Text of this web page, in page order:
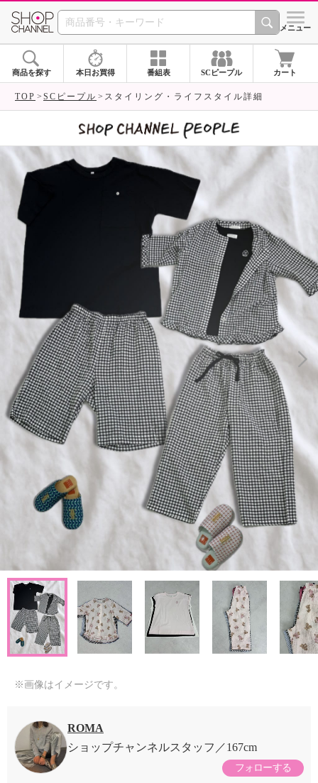
SHOP CHANNEL シメニュー
商品を探す 本日お買得 番組表 SCピープル カート
TOP SCピープル スタイリング・ライフスタイル詳細
※画像はイメージです。
ROMA
ショップチャンネルスタッフ
167cm
フォローする